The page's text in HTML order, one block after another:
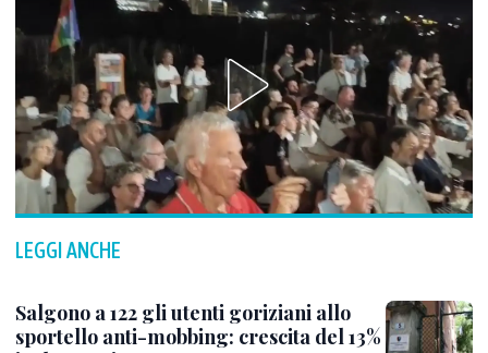
LEGGI ANCHE
Salgono a 122 gli utenti goriziani allo
sportello anti-mobbing: crescita del 13%